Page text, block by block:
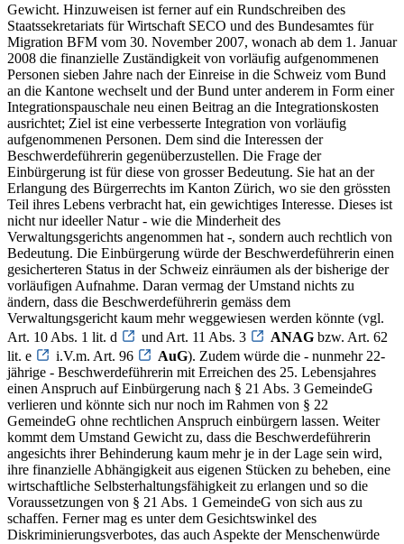
Gewicht. Hinzuweisen ist ferner auf ein Rundschreiben des
Staatssekretariats für Wirtschaft SECO und des Bundesamtes für
Migration BFM vom 30. November 2007, wonach ab dem 1. Januar
2008 die finanzielle Zuständigkeit von vorläufig aufgenommenen
Personen sieben Jahre nach der Einreise in die Schweiz vom Bund
an die Kantone wechselt und der Bund unter anderem in Form einer
Integrationspauschale neu einen Beitrag an die Integrationskosten
ausrichtet; Ziel ist eine verbesserte Integration von vorläufig
aufgenommenen Personen. Dem sind die Interessen der
Beschwerdeführerin gegenüberzustellen. Die Frage der
Einbürgerung ist für diese von grosser Bedeutung. Sie hat an der
Erlangung des Bürgerrechts im Kanton Zürich, wo sie den grössten
Teil ihres Lebens verbracht hat, ein gewichtiges Interesse. Dieses ist
nicht nur ideeller Natur - wie die Minderheit des
Verwaltungsgerichts angenommen hat -, sondern auch rechtlich von
Bedeutung. Die Einbürgerung würde der Beschwerdeführerin einen
gesicherteren Status in der Schweiz einräumen als der bisherige der
vorläufigen Aufnahme. Daran vermag der Umstand nichts zu
ändern, dass die Beschwerdeführerin gemäss dem
Verwaltungsgericht kaum mehr weggewiesen werden könnte (vgl.
Art. 10 Abs. 1 lit. d
und Art. 11 Abs. 3 ANAG bzw. Art. 62
lit. e
i.V.m. Art. 96 AuG). Zudem würde die - nunmehr 22-
jährige - Beschwerdeführerin mit Erreichen des 25. Lebensjahres
einen Anspruch auf Einbürgerung nach § 21 Abs. 3 GemeindeG
verlieren und könnte sich nur noch im Rahmen von § 22
GemeindeG ohne rechtlichen Anspruch einbürgern lassen. Weiter
kommt dem Umstand Gewicht zu, dass die Beschwerdeführerin
angesichts ihrer Behinderung kaum mehr je in der Lage sein wird,
ihre finanzielle Abhängigkeit aus eigenen Stücken zu beheben, eine
wirtschaftliche Selbsterhaltungsfähigkeit zu erlangen und so die
Voraussetzungen von § 21 Abs. 1 GemeindeG von sich aus zu
schaffen. Ferner mag es unter dem Gesichtswinkel des
Diskriminierungsverbotes, das auch Aspekte der Menschenwürde